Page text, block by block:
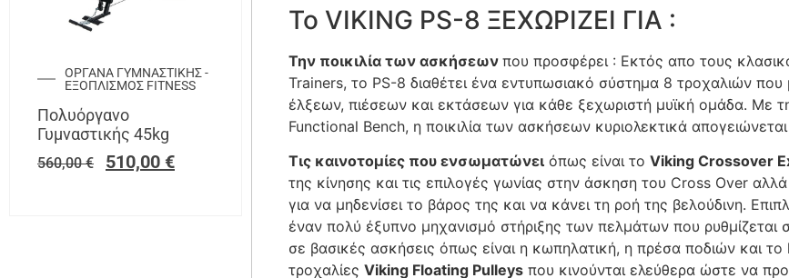
ΟΡΓΑΝΑ ΓΥΜΝΑΣΤΙΚΗΣ -
ΕΞΟΠΛΙΣΜΟΣ FITNESS
Πολυόργανο
Γυμναστικής 45kg
560,00€ 510,00 €
To VIKING PS-8 ΞEΧΩΡΙΖΕΙ ΓΙΑ :
Την ποικιλία των ασκήσεωνπου προσφέρει : Εκτός απο τους
Trainers, το PS-8 διαθέτει ένα εντυπωσιακό σύστημα 8 τροχαλιών
έλξεων, πιέσεων και εκτάσεων για κάθε ξεχωριστή μυϊκή ομάδα. Με
Functional Bench, η ποικιλία των ασκήσεων κυριολεκτικά
Τις καινοτομίες που ενσωματώνει όπως είναι τοViking Crossover
της κίνησης και τις επιλογές γωνίας στην άσκηση του Cross Over
για να μηδενίσει το βάρος της και να κάνει τη ροή της βελούδινη.
έναν πολύ έξυπνο μηχανισμό στήριξης των πελμάτων που ρυθμίζεται
σε βασικές ασκήσεις όπως είναι η κωπηλατική, η πρέσα ποδιών και το
τροχαλίεςViking Floating Pulleys που κινούνται ελεύθερα ώστε να